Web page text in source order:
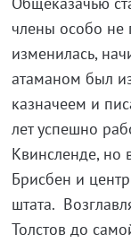
члены особо не
изменилась,
атаманом был
казначеем и
лет успешно
Квинсленде, но
Брисбен и
штата.
Толстов до